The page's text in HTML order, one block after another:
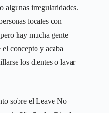
algunas irregularidades.
locales con
hay mucha gente
concepto y acaba
los dientes o lavar
sobre el Leave No